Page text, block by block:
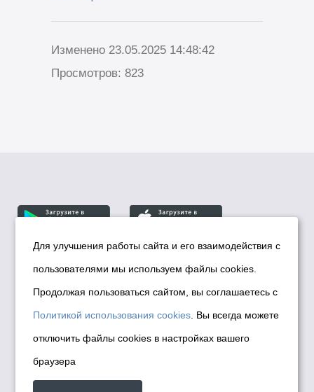
Изменено 23.05.2025 14:48:42
Просмотров: 823
© Департамент информационной политики мэрии
города Новосибирска, 2026
Политика использования Cookies
Политика по обработке персональных
данных в информационных системах
мэрии города Новосибирска
Для улучшения работы сайта и его взаимодействия с
пользователями мы используем файлы cookies.
Продолжая пользоваться сайтом, вы соглашаетесь с
Политикой использования cookies . Вы всегда можете
отключить файлы cookies в настройках вашего
браузера